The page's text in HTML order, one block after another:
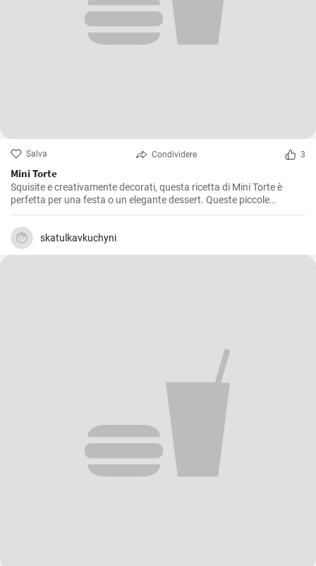
Salva Condividere 3
Mini Torte
Squisite e creativamente decorati, questa ricetta di Mini Torte è
perfetta per una festa o un elegante dessert. Queste piccole
sorprese sono sicuramente un piacere per gli occhi e un paradiso
per il palato!
skatulkavkuchyni